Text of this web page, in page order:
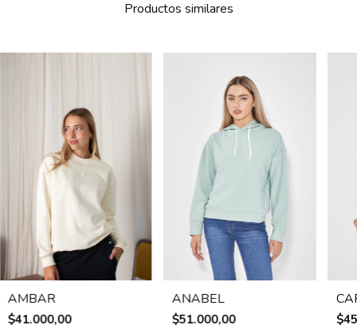
Productos similares
AMBAR
$41.000,00
ANABEL
$51.000,00